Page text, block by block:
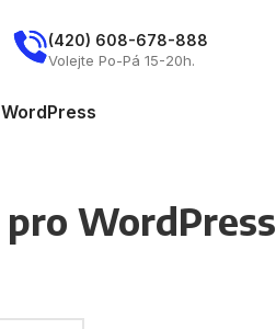
(420) 608-678-888
Volejte Po-Pá 15-20h.
WordPress